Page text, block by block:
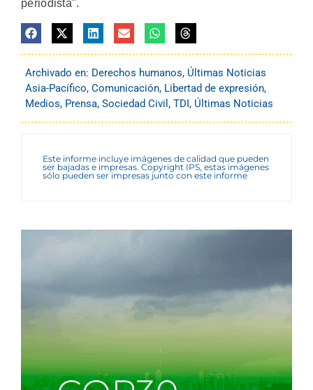
periodista".
Archivado en: Derechos humanos, Últimas Noticias
Asia-Pacífico, Comunicación, Libertad de expresión,
Medios, Prensa, Sociedad Civil , TDI, Últimas Noticias
Este informe incluye imágenes de calidad que pueden
ser bajadas e impresas. Copyright IPS, estas imágenes
sólo pueden ser impresas junto con este informe